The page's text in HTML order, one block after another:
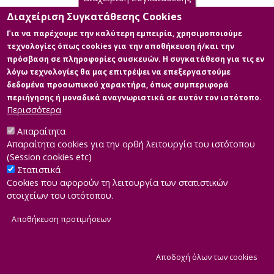
Developed byINTEROPTICS
Διαχείριση Συγκατάθεσης Cookies
Για να παρέχουμε την καλύτερη εμπειρία, χρησιμοποιούμε
τεχνολογίες όπως cookies για την αποθήκευση ή/και την
πρόσβαση σε πληροφορίες συσκευών. Η συγκατάθεση για τις εν
λόγω τεχνολογίες θα μας επιτρέψει να επεξεργαστούμε
δεδομένα προσωπικού χαρακτήρα, όπως συμπεριφορά
περιήγησης ή μοναδικά αναγνωριστικά σε αυτόν τον ιστότοπο.
Περισσότερα
Απαραίτητα
Απαραίτητα cookies για την ορθή λειτουργία του ιστότοπου
(Session cookies etc)
Στατιστικά
Cookies που αφορούν τη λειτουργία των στατιστικών
στοιχείων του ιστότοπου.
Αποθήκευση προτιμήσεων
Αποδοχή όλων των cookies